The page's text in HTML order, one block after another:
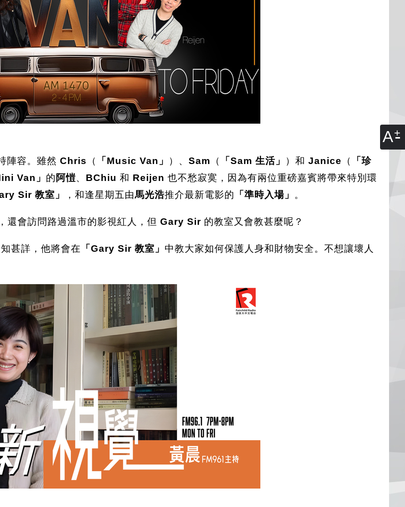
A
陣容。雖然 Chris （ 「Music Van」 ）、 Sam （ 「Sam 生活」 ）和 Janice （
「珍
Van」 的 阿愷、 BChiu 和 Reijen 也不愁寂寞，因為有兩位重磅嘉賓將帶來特別環
Sir 教室」 ，和逢星期五由馬光浩推介最新電影的 「準時入場」 。
還會訪問路過溫市的影視紅人，但 Gary Sir 的教室又會教甚麼呢？
甚詳，他將會在 「Gary Sir 教室」 中教大家如何保護人身和財物安全。不想讓壞人